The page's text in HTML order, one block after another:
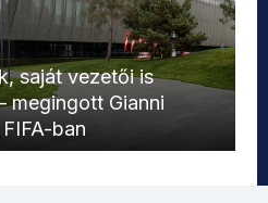
saját vezetői is
megingott Gianni
ban